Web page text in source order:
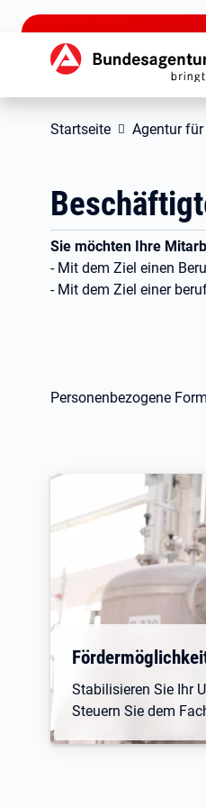
zu den Hauptinhalten springen
Startseite Agentur
Sie möchten Ihre
- Mit dem Ziel einen
- Mit dem Ziel einer
Personenbezogene
Stabilisieren Sie Ihr
Steuern Sie dem